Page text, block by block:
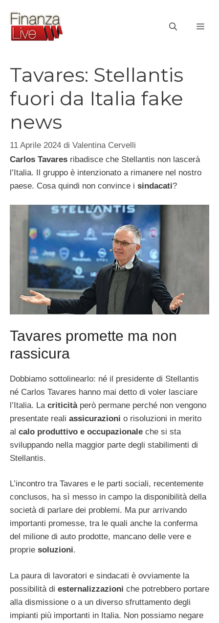
contenuto
Tavares: Stellantis
fuori da Italia fake
news
11 Aprile 2024 di Valentina Cervelli
Carlos Tavares ribadisce che Stellantis non lascerà
l’Italia. Il gruppo è intenzionato a rimanere nel nostro
paese. Cosa quindi non convince i sindacati?
Tavares promette ma non
rassicura
Dobbiamo sottolinearlo: né il presidente di Stellantis
né Carlos Tavares hanno mai detto di voler lasciare
l’Italia. La criticitàperò permane perché non vengono
presentate reali assicurazioni o risoluzioni in merito
al calo produttivo e occupazionale che si sta
sviluppando nella maggior parte degli stabilimenti di
Stellantis.
L’incontro tra Tavares e le parti sociali, recentemente
conclusos, ha sì messo in campo la disponibilità della
società di parlare dei problemi. Ma pur arrivando
importanti promesse, tra le quali anche la conferma
del milione di auto prodotte, mancano delle vere e
proprie soluzioni.
La paura di lavoratori e sindacati è ovviamente la
possibilità di esternalizzazioni che potrebbero portare
alla dismissione o a un diverso sfruttamento degli
impianti più importanti in Italia. Non possiamo negare